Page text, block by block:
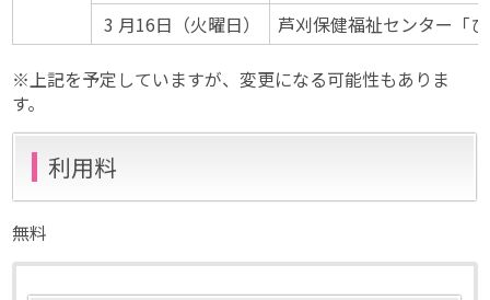
3 月16日（火曜日）
芦刈保健福祉センター「
※上記を予定していますが、変更になる可能性もありま
す。
利用料
無料